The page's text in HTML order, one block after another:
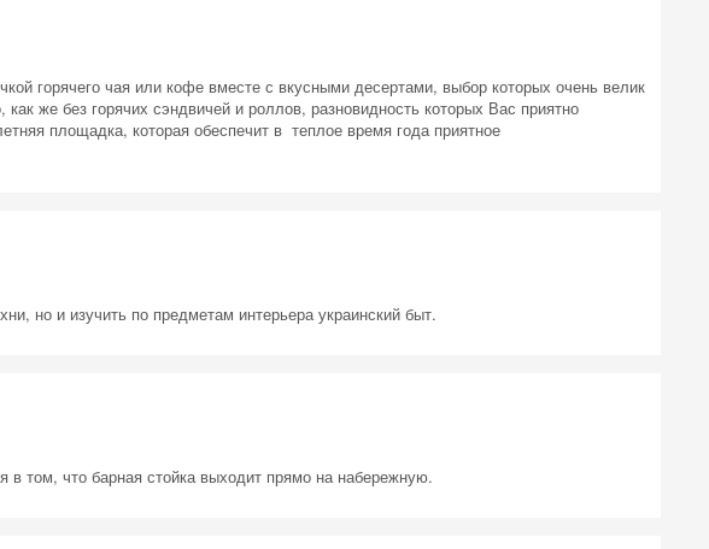
горячего чая или кофе вместе с вкусными десертами, выбор которых очень велик
же без горячих сэндвичей и роллов, разновидность которых Вас приятно
площадка, которая обеспечит в теплое время года приятное
но и изучить по предметам интерьера украинский быт.
том, что барная стойка выходит прямо на набережную.